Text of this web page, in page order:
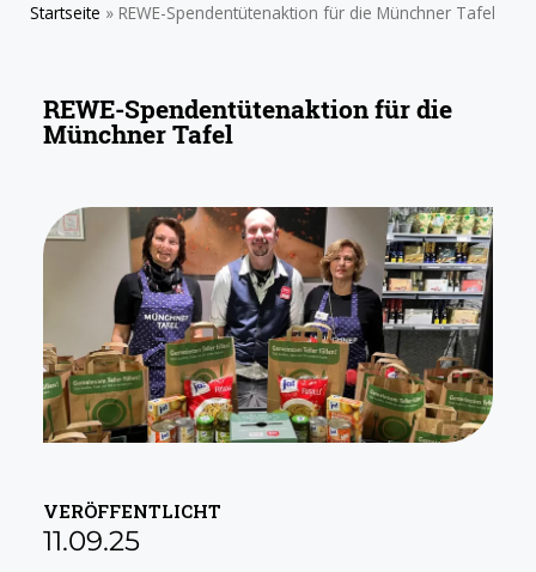
Startseite » REWE-Spendentütenaktion für die Münchner Tafel
REWE-Spendentütenaktion für die
Münchner Tafel
VERÖFFENTLICHT
11.09.25